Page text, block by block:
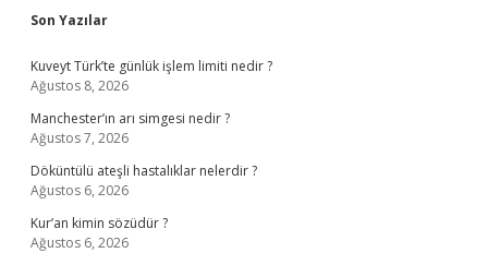
Sidebar
Son Yazılar
Kuveyt Türk’te günlük işlem limiti nedir ?
Ağustos 8, 2026
Manchester’ın arı simgesi nedir ?
Ağustos 7, 2026
Döküntülü ateşli hastalıklar nelerdir ?
Ağustos 6, 2026
Kur’an kimin sözüdür ?
Ağustos 6, 2026